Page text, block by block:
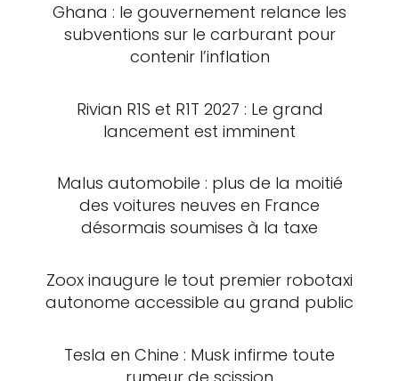
Ghana : le gouvernement relance les
subventions sur le carburant pour
contenir l’inflation
Rivian R1S et R1T 2027 : Le grand
lancement est imminent
Malus automobile : plus de la moitié
des voitures neuves en France
désormais soumises à la taxe
Zoox inaugure le tout premier robotaxi
autonome accessible au grand public
Tesla en Chine : Musk infirme toute